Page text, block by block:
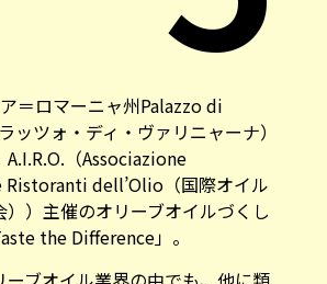
＝ロマーニャ州Palazzo di
ッツォ・ディ・ヴァリニャーナ）
（Associazione
dell’Olio（国際オイル
））主催のオリーブオイルづくし
the Difference」。